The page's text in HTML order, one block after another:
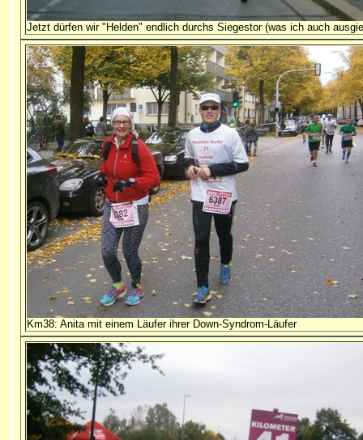
Jetzt dürfen wir "Helden" endlich durchs Siegestor (was ich auch
Km38: Anita mit einem Läufer ihrer Down-Syndrom-Läufer